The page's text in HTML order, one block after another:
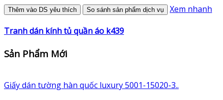
Thêm vào DS yêu thích So sánh sản phẩm dịch vụ Xem nhanh
Tranh dán kính tủ quần áo k439
Sản Phẩm Mới
Giấy dán tường hàn quốc luxury 5001-15020-3..